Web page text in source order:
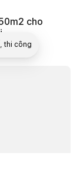
cho
thi công